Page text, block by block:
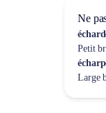
Ne
Petit
Large